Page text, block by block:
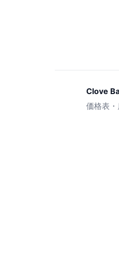
Clove
価格表